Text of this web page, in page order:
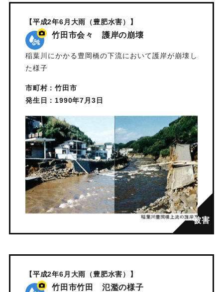
【平成2年6月大雨（豊肥水害）】
竹田市会々 護岸の崩壊
稲葉川にかかる豊岡橋の下流において護岸が崩壊し
た様子
市町村：竹田市
発生日：1990年7月3日
【平成2年6月大雨（豊肥水害）】
竹田市竹田 氾濫の様子